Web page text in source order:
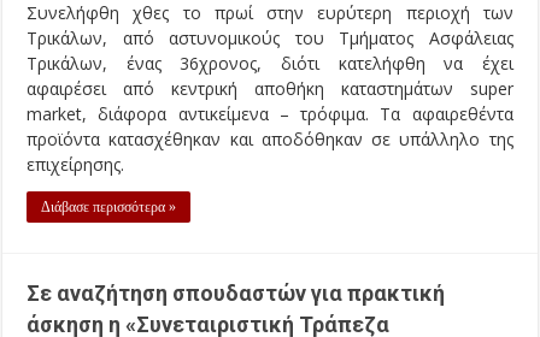
Συνελήφθη χθες το πρωί στην ευρύτερη περιοχή των
Τρικάλων, από αστυνομικούς του Τμήματος Ασφάλειας
Τρικάλων, ένας 36χρονος, διότι κατελήφθη να έχει
αφαιρέσει από κεντρική αποθήκη καταστημάτων super
market, διάφορα αντικείμενα – τρόφιμα. Τα αφαιρεθέντα
προϊόντα κατασχέθηκαν και αποδόθηκαν σε υπάλληλο της
επιχείρησης.
Διάβασε περισσότερα »
Σε αναζήτηση σπουδαστών για πρακτική
άσκηση η «Συνεταιριστική Τράπεζα